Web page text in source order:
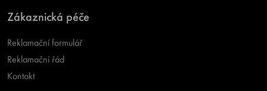
Zákaznická péče
Reklamační formulář
Reklamační řád
Kontakt